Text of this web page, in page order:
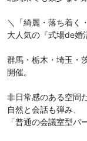
＼「綺麗・落ち着く
大人気の『式場de婚
群馬・栃木・埼玉・
開催。
非日常感のある空間
自然と会話も弾み、
「普通の会議室型パ